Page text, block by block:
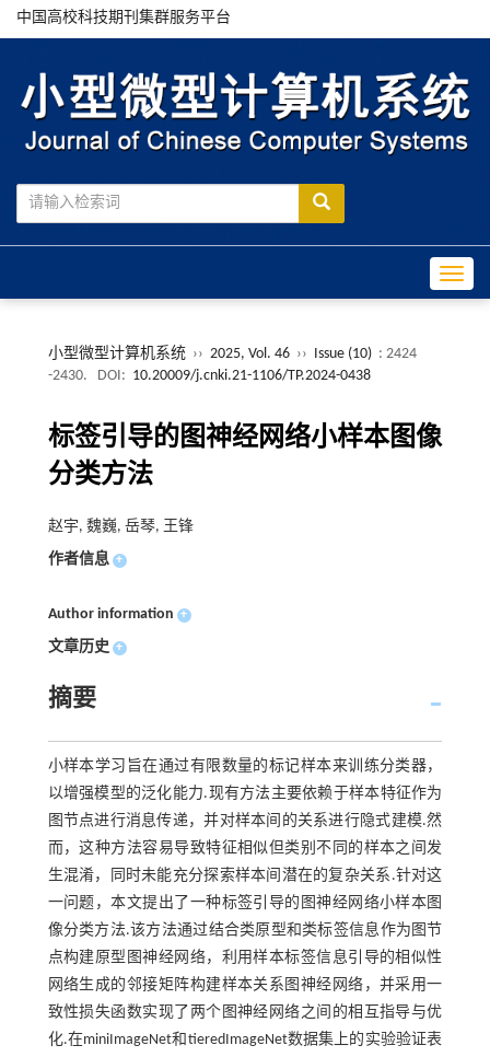
中国高校科技期刊集群服务平台
小型微型计算机系统 ›› 2025, Vol. 46 ›› Issue (10) : 2424
-2430.
DOI: 10.20009/j.cnki.21-1106/TP.2024-0438
标签引导的图神经网络小样本图像
分类方法
赵宇, 魏巍, 岳琴, 王锋
作者信息 +
Author information +
文章历史 +
摘要
小样本学习旨在通过有限数量的标记样本来训练分类器，
以增强模型的泛化能力.现有方法主要依赖于样本特征作为
图节点进行消息传递，并对样本间的关系进行隐式建模.然
而，这种方法容易导致特征相似但类别不同的样本之间发
生混淆，同时未能充分探索样本间潜在的复杂关系.针对这
一问题，本文提出了一种标签引导的图神经网络小样本图
像分类方法.该方法通过结合类原型和类标签信息作为图节
点构建原型图神经网络，利用样本标签信息引导的相似性
网络生成的邻接矩阵构建样本关系图神经网络，并采用一
致性损失函数实现了两个图神经网络之间的相互指导与优
化.在miniImageNet和tieredImageNet数据集上的实验验证表